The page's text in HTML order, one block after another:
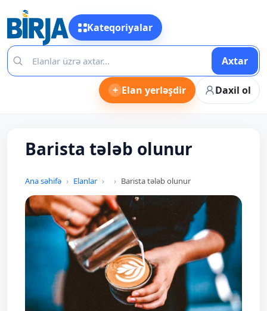
Kateqoriyalar
Axtar
+ Elan yerləşdir Daxil ol
Barista tələb olunur
Ana səhifə Elanlar Barista tələb olunur